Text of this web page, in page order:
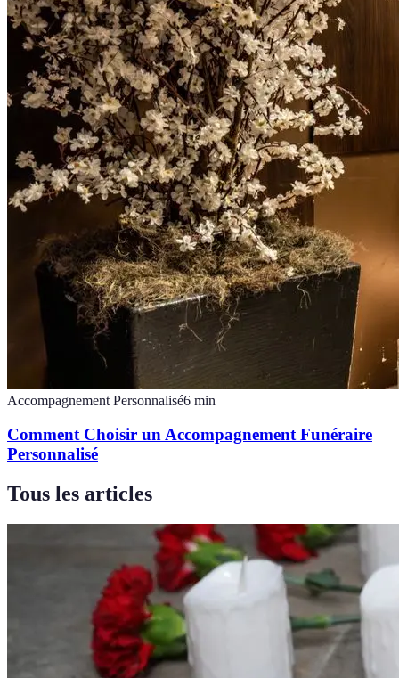
Accompagnement Personnalisé6 min
Comment Choisir un Accompagnement Funéraire
Personnalisé
Tous les articles